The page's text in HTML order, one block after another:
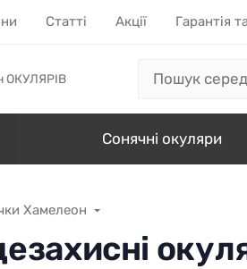
Статті Акції Гарантія
ОКУЛЯРІВ
Сонячні окуляри
Хамелеон